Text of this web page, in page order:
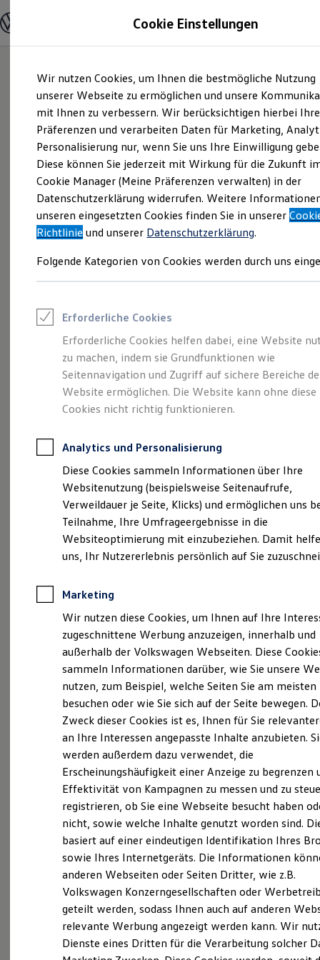
Hauptinhalt
springen
Footer
springen
Modelle und Konfigurator
Modelle vergleichen
Elektroautos
ENERGY Sondermodelle
Nutzfahrzeuge
SUV und CUV
Familienautos
Kombis
Kompaktwagen
Sportwagen
Schnell verfügbare Fahrzeuge
Angebote und Produkte
Aktuelle Angebote
E-Auto-Förderung
Volkswagen Marktplatz
Junge Gebrauchtwagen und Gebrauchtwagen
Saisonangebote
Leasing
Leasing-Angebote
Gebrauchtwagen Leasing
Junge Gebrauchtwagen-Leasing
Elektroauto Leasing
Kleinwagen-Leasing
Leasing ohne Anzahlung
Autokredit mit Schlussrate
Versicherungen und Garantien
Kfz-Versicherung
Restschuldversicherungen
Garantien
Wartungsverträge
Geschäftskunden
Professional Class bei Volkswagen
Großkunden
Behörden
Anpfiff zum Gewinn
Elektroautos
ID. Tutorials
Der neue ID. Polo
Der ID.4
Der ID.4 GTX
Der ID.5 GTX
Der ID.7 GTX
Der ID.7 Tourer
Der ID.7 GTX Tourer
Der neue ID. Cross
Elektrofahrzeugkonzepte
ID. EVERY1
Reichweite
Reichweite der ID. Modelle
Reichweite im Winter
Rekuperation
Laden unterwegs
Laden Zuhause
Ladestationen finden
Ladezeitensimulator
Batterie
Sicherheit
Garantie und Lebensdauer
Gepflegt, geprüft und
für gut befunden.
Volkswagen
Zertifizierte
Gebrauchtwagen.
Impressum & Rechtliches)
Ganz selbstverständlich.Das
Gebrauchtwagen-
Leistungsversprechen.
Rundum sicher: der 360° Gebrauchtwagen
Bevor ein VolkswagenZertifizierter
Gebrauchtwagenan unsere Kunden
Cookie Einstellungen
Wir nutzen Cookies, um Ihnen die bestmögliche Nutzung
unserer Webseite zu ermöglichen und unsere
mit Ihnen zu verbessern. Wir berücksichtigen hierbei Ihre
Präferenzen und verarbeiten Daten für Marketing,
Personalisierung nur, wenn Sie uns Ihre Einwilligung
Diese können Sie jederzeit mit Wirkung für die Zukunft
Cookie Manager (Meine Präferenzen verwalten) in der
Datenschutzerklärung widerrufen. Weitere
unseren eingesetzten Cookies finden Sie in unserer
Richtlinie und unserer Datenschutzerklärung.
Folgende Kategorien von Cookies werden durch uns
Erforderliche Cookies
Erforderliche Cookies helfen dabei, eine Website
zu machen, indem sie Grundfunktionen wie
Seitennavigation und Zugriff auf sichere Bereiche
Website ermöglichen. Die Website kann ohne diese
Cookies nicht richtig funktionieren.
Analytics und Personalisierung
Diese Cookies sammeln Informationen über Ihre
Websitenutzung (beispielsweise Seitenaufrufe,
Verweildauer je Seite, Klicks) und ermöglichen uns
Teilnahme, Ihre Umfrageergebnisse in die
Websiteoptimierung mit einzubeziehen. Damit
uns, Ihr Nutzererlebnis persönlich auf Sie
Marketing
Wir nutzen diese Cookies, um Ihnen auf Ihre
zugeschnittene Werbung anzuzeigen, innerhalb und
außerhalb der Volkswagen Webseiten. Diese
sammeln Informationen darüber, wie Sie unsere
nutzen, zum Beispiel, welche Seiten Sie am meisten
besuchen oder wie Sie sich auf der Seite bewegen.
Zweck dieser Cookies ist es, Ihnen für Sie
an Ihre Interessen angepasste Inhalte anzubieten.
werden außerdem dazu verwendet, die
Erscheinungshäufigkeit einer Anzeige zu begrenzen
Effektivität von Kampagnen zu messen und zu
registrieren, ob Sie eine Webseite besucht haben
nicht, sowie welche Inhalte genutzt worden sind.
basiert auf einer eindeutigen Identifikation Ihres
sowie Ihres Internetgeräts. Die Informationen
anderen Webseiten oder Seiten Dritter, wie z.B.
Volkswagen Konzerngesellschaften oder
geteilt werden, sodass Ihnen auch auf anderen
relevante Werbung angezeigt werden kann. Wir
Dienste eines Dritten für die Verarbeitung solcher